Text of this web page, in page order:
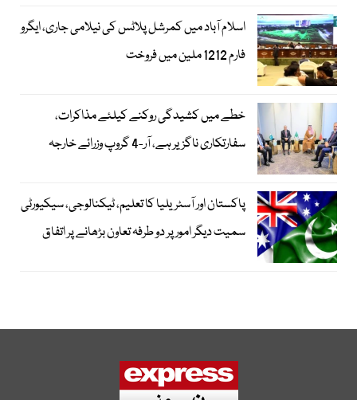
اسلام آباد میں کمرشل پلاٹس کی نیلامی جاری، ایگرو
فارم 1212 ملین میں فروخت
خطے میں کشیدگی روکنے کیلئے مذاکرات،
سفارتکاری ناگزیر ہے، آر-4 گروپ وزرائے خارجہ
پاکستان اور آسٹریلیا کا تعلیم، ٹیکنالوجی، سیکیورٹی
سمیت دیگر امور پر دو طرفہ تعاون بڑھانے پر اتفاق